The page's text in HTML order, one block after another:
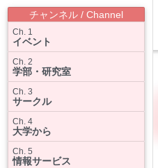
チャンネル / Channel
Ch. 1
イベント
Ch. 2
学部・研究室
Ch. 3
サークル
Ch. 4
大学から
Ch. 5
情報サービス